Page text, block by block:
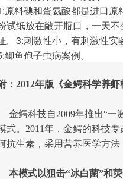
原料碘和蛋氨酸都是进口
试纸放在敞开瓶口，一天
。3:刺激性小，有刺激性实
鲫鱼孢子虫病案例。
：2012年版《金鳄科学养虾
金鳄科技自2009年推出“一
式。2011年，金鳄的科技
抗生素，采用营养医学方法
本模式以狙击“冰白菌”和荧